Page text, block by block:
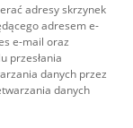
adresy skrzynek
adresem e-
e-mail oraz
przesłania
danych przez
danych